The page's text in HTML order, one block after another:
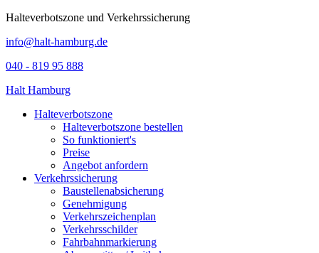
Halteverbotszone und Verkehrssicherung
info@halt-hamburg.de
040 - 819 95 888
Halt Hamburg
Halteverbotszone
Halteverbotszone bestellen
So funktioniert's
Preise
Angebot anfordern
Verkehrssicherung
Baustellenabsicherung
Genehmigung
Verkehrszeichenplan
Verkehrsschilder
Fahrbahnmarkierung